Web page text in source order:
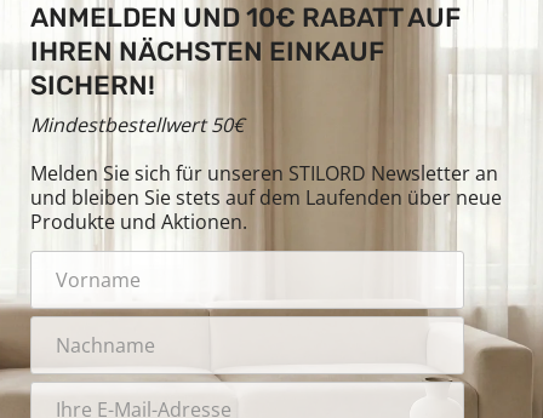
ANMELDEN UND 10€ RABATT AUF
IHREN NÄCHSTEN EINKAUF
SICHERN!
Mindestbestellwert 50€
Melden Sie sich für unseren STILORD Newsletter an
und bleiben Sie stets auf dem Laufenden über neue
Produkte und Aktionen.